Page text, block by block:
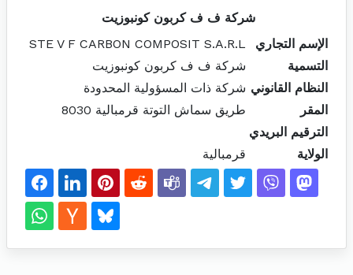
شركة ف ف كربون كونبوزيت
الإسم التجاري
STE V F CARBON COMPOSIT S.A.R.L
التسمية
شركة ف ف كربون كونبوزيت
النظام القانوني شركة ذات المسؤولية المحدودة
المقر
طريق سماش التوتة قرمبالية 8030
الترقيم البريدي
الولاية
قرمبالية